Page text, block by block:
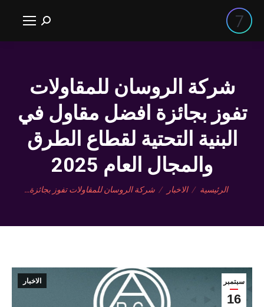
بحث:
شركة الروسان للمقاولات
تفوز بجائزة افضل مقاول في
البنية التحتية لقطاع الطرق
والمجال العام 2025
You are here:
الرئيسية الاخبار شركة الروسان للمقاولات تفوز بجائزة…
سبتمبر
16
الاخبار